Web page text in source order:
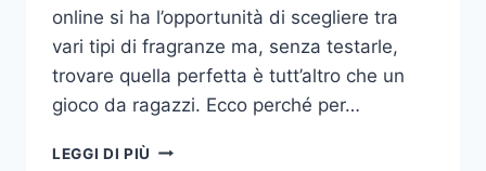
online si ha l’opportunità di scegliere tra
vari tipi di fragranze ma, senza testarle,
trovare quella perfetta è tutt’altro che un
gioco da ragazzi. Ecco perché per…
LEGGI DI PIÙ COME